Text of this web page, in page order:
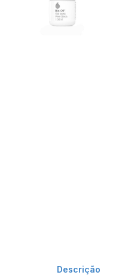
Descrição